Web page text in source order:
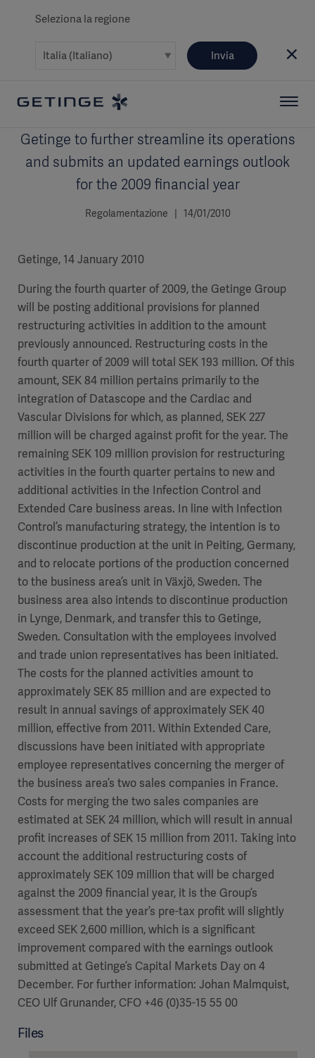
Seleziona la regione
Invia
Getinge to further streamline its operations
and submits an updated earnings outlook
for the 2009 financial year
Regolamentazione | 14/01/2010
Getinge, 14 January 2010
During the fourth quarter of 2009, the Getinge Group
will be posting additional provisions for planned
restructuring activities in addition to the amount
previously announced. Restructuring costs in the
fourth quarter of 2009 will total SEK 193 million. Of this
amount, SEK 84 million pertains primarily to the
integration of Datascope and the Cardiac and
Vascular Divisions for which, as planned, SEK 227
million will be charged against profit for the year. The
remaining SEK 109 million provision for restructuring
activities in the fourth quarter pertains to new and
additional activities in the Infection Control and
Extended Care business areas. In line with Infection
Control’s manufacturing strategy, the intention is to
discontinue production at the unit in Peiting, Germany,
and to relocate portions of the production concerned
to the business area’s unit in Växjö, Sweden. The
business area also intends to discontinue production
in Lynge, Denmark, and transfer this to Getinge,
Sweden. Consultation with the employees involved
and trade union representatives has been initiated.
The costs for the planned activities amount to
approximately SEK 85 million and are expected to
result in annual savings of approximately SEK 40
million, effective from 2011. Within Extended Care,
discussions have been initiated with appropriate
employee representatives concerning the merger of
the business area’s two sales companies in France.
Costs for merging the two sales companies are
estimated at SEK 24 million, which will result in annual
profit increases of SEK 15 million from 2011. Taking into
account the additional restructuring costs of
approximately SEK 109 million that will be charged
against the 2009 financial year, it is the Group’s
assessment that the year’s pre-tax profit will slightly
exceed SEK 2,600 million, which is a significant
improvement compared with the earnings outlook
submitted at Getinge’s Capital Markets Day on 4
December. For further information: Johan Malmquist,
CEO Ulf Grunander, CFO +46 (0)35-15 55 00
Files